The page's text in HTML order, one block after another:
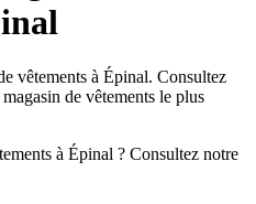
vêtements à Épinal. Consultez
de vêtements le plus
à Épinal ? Consultez notre